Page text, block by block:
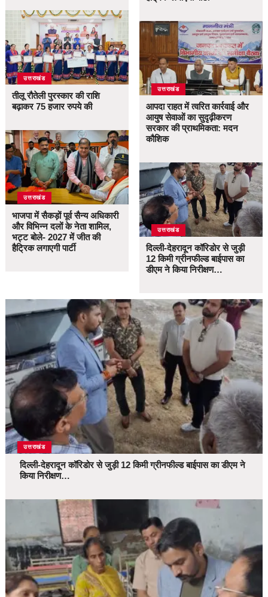
उत्तराखंड
तीलू रौतेली पुरस्कार की राशि
बढ़ाकर 75 हजार रुपये की
उत्तराखंड
भाजपा में सैकड़ों पूर्व सैन्य अधिकारी
और विभिन्न दलों के नेता शामिल,
भट्ट बोले- 2027 में जीत की
हैट्रिक लगाएगी पार्टी
उत्तराखंड
आपदा राहत में त्वरित कार्रवाई और
आयुष सेवाओं का सुदृढ़ीकरण
सरकार की प्राथमिकता: मदन
कौशिक
उत्तराखंड
दिल्ली-देहरादून कॉरिडोर से जुड़ी
12 किमी ग्रीनफील्ड बाईपास का
डीएम ने किया निरीक्षण…
उत्तराखंड
दिल्ली-देहरादून कॉरिडोर से जुड़ी 12 किमी ग्रीनफील्ड बाईपास का डीएम ने
किया निरीक्षण…